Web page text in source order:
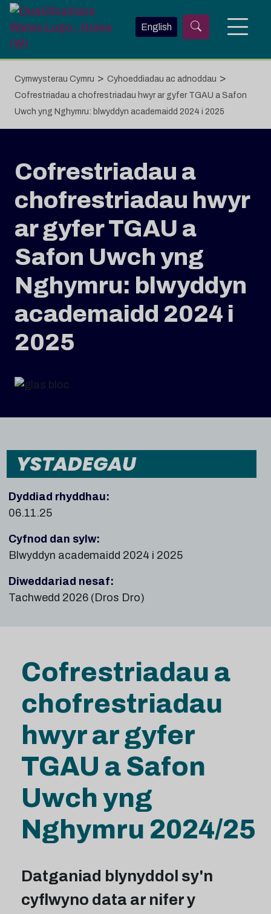
Neidio i'r prif gynnwys
English
Cymwysterau Cymru > Cyhoeddiadau ac adnoddau >
Cofrestriadau a chofrestriadau hwyr ar gyfer TGAU a Safon
Uwch yng Nghymru: blwyddyn academaidd 2024 i 2025
Cofrestriadau a
chofrestriadau hwyr
ar gyfer TGAU a
Safon Uwch yng
Nghymru: blwyddyn
academaidd 2024 i
2025
YSTADEGAU
Dyddiad rhyddhau:
06.11.25
Cyfnod dan sylw:
Blwyddyn academaidd 2024 i 2025
Diweddariad nesaf:
Tachwedd 2026 (Dros Dro)
Cofrestriadau a
chofrestriadau
hwyr ar gyfer
TGAU a Safon
Uwch yng
Nghymru 2024/25
Datganiad blynyddol sy'n
cyflwyno data ar nifer y